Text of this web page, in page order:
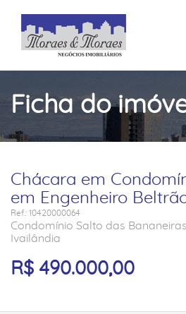
Ficha do
Chácara em
em Engenheiro
Ref.: 10420000064
Condomínio Salto das Bananeiras
Ivailândia
R$ 490.000,00